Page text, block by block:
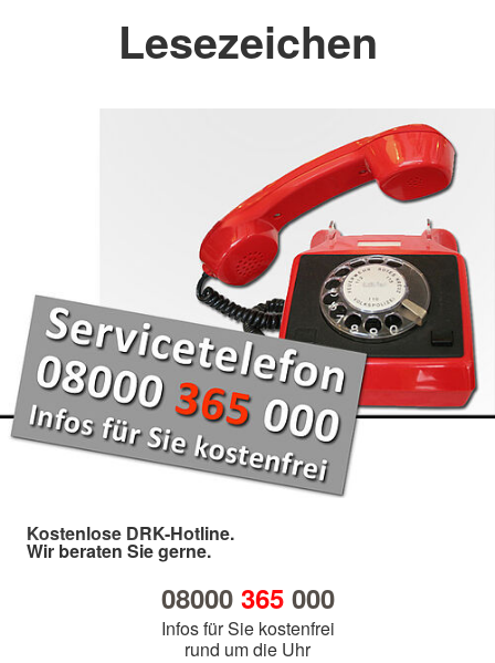
Lesezeichen
Kostenlose DRK-Hotline.
Wir beraten Sie gerne.
08000 365000
Infos für Sie kostenfrei
rund um die Uhr